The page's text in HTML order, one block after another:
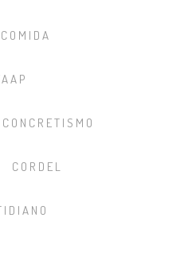
COMIDA
CONCRETISMO
CORDEL